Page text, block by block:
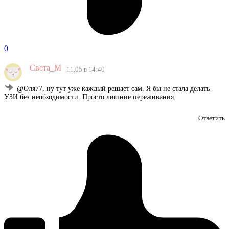
0
Света_М 11.05 в 14:40
@Оля77, ну тут уже каждый решает сам. Я бы не стала делать
УЗИ без необходимости. Просто лишние переживания.
Ответить